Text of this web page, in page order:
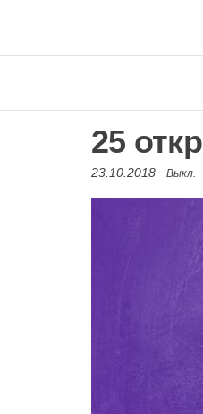
25
23.10.2018 Выкл.